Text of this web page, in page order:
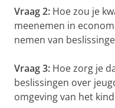
Vraag 2: Hoe zou je
meenemen in
nemen van
Vraag 3: Hoe zorg je
beslissingen over
omgeving van het